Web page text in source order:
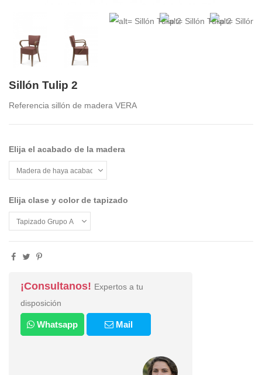
Sillón Tulip 2
Referencia sillón de madera VERA
Elija el acabado de la madera
Elija clase y color de tapizado
¡Consultanos! Expertos a tu
disposición
Whatsapp Mail